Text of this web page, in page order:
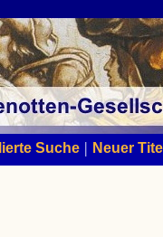
Suche | Neuer